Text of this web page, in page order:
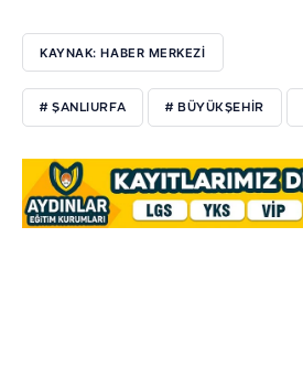
KAYNAK: HABER MERKEZİ
# ŞANLIURFA # BÜYÜKŞEHIR